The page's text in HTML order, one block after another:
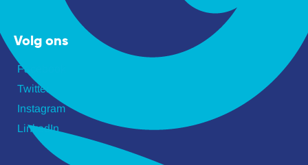
Volg ons
Facebook
Twitter
Instagram
LinkedIn